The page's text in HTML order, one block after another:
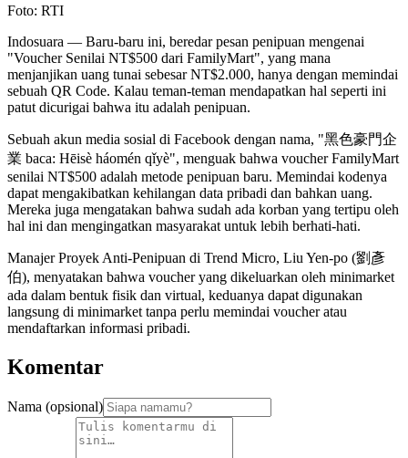
Foto: RTI
Indosuara — Baru-baru ini, beredar pesan penipuan mengenai
"Voucher Senilai NT$500 dari FamilyMart", yang mana
menjanjikan uang tunai sebesar NT$2.000, hanya dengan memindai
sebuah QR Code. Kalau teman-teman mendapatkan hal seperti ini
patut dicurigai bahwa itu adalah penipuan.
Sebuah akun media sosial di Facebook dengan nama, "黑色豪門企
業 baca: Hēisè háomén qǐyè", menguak bahwa voucher FamilyMart
senilai NT$500 adalah metode penipuan baru. Memindai kodenya
dapat mengakibatkan kehilangan data pribadi dan bahkan uang.
Mereka juga mengatakan bahwa sudah ada korban yang tertipu oleh
hal ini dan mengingatkan masyarakat untuk lebih berhati-hati.
Manajer Proyek Anti-Penipuan di Trend Micro, Liu Yen-po (劉彥
伯), menyatakan bahwa voucher yang dikeluarkan oleh minimarket
ada dalam bentuk fisik dan virtual, keduanya dapat digunakan
langsung di minimarket tanpa perlu memindai voucher atau
mendaftarkan informasi pribadi.
Komentar
Nama (opsional)